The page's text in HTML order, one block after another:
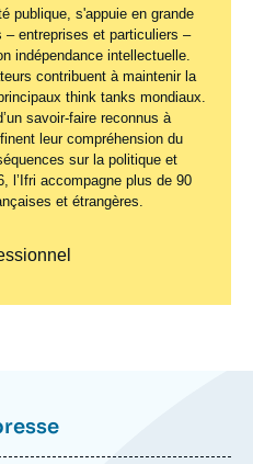
publique, s'appuie en grande
entreprises et particuliers –
indépendance intellectuelle.
contribuent à maintenir la
think tanks mondiaux.
savoir-faire reconnus à
leur compréhension du
sur la politique et
l’Ifri accompagne plus de 90
et étrangères.